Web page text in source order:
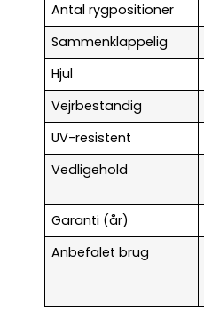
Antal rygpositioner
Sammenklappelig
Hjul
Vejrbestandig
UV-resistent
Vedligehold
Garanti (år)
Anbefalet brug